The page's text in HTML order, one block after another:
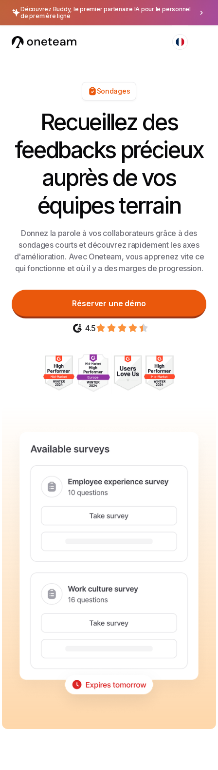
Découvrez Buddy, le premier partenaire IA pour le personnel
de première ligne
Sondages
Recueillez des
feedbacks précieux
auprès de vos
équipes terrain
Donnez la parole à vos collaborateurs grâce à des
sondages courts et découvrez rapidement les axes
d'amélioration. Avec Oneteam, vous apprenez vite ce
qui fonctionne et où il y a des marges de progression.
Réserver une démo
4.5